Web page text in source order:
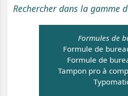
Rechercher dans la gamme
Formules de
Formule de
Formule de
Tampon pro à